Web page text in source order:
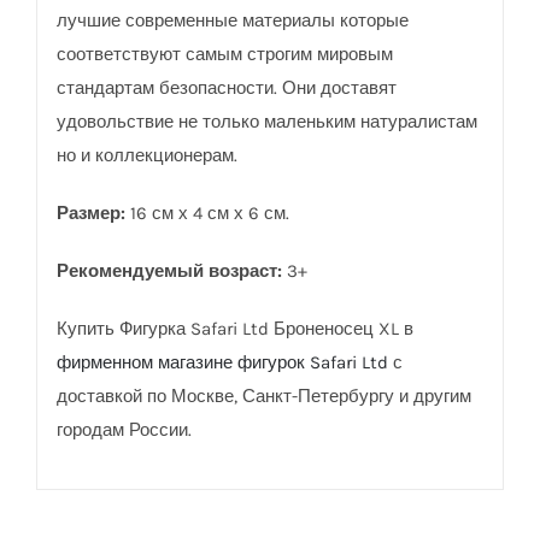
лучшие современные материалы которые
соответствуют самым строгим мировым
стандартам безопасности. Они доставят
удовольствие не только маленьким натуралистам
но и коллекционерам.
Размер: 16 см х 4 см х 6 см.
Рекомендуемый возраст: 3+
Купить Фигурка Safari Ltd Броненосец XL в
фирменном магазине фигурок Safari Ltd с
доставкой по Москве, Санкт-Петербургу и другим
городам России.